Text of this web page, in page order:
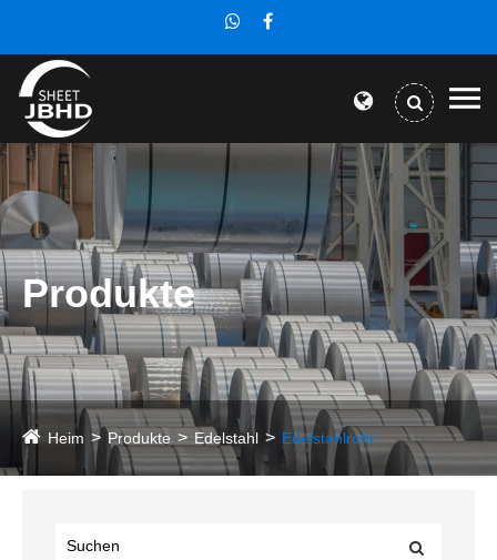
Produkte
Heim Produkte Edelstahl Edelstahlrohr